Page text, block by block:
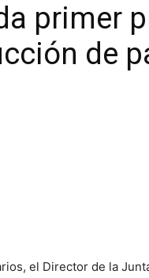
primer
de
el Director de la